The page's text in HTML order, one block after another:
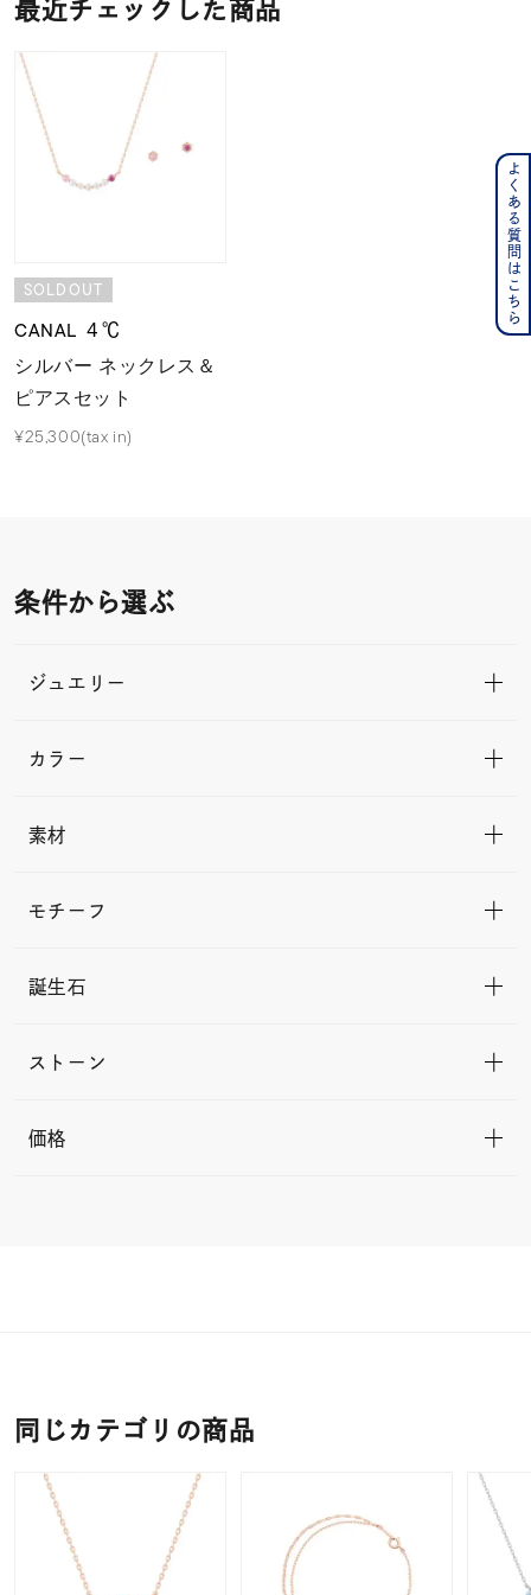
最近チェックした商品
SOLDOUT
CANAL ４℃
シルバー ネックレス＆
ピアスセット
¥25,300(tax in)
条件から選ぶ
ジュエリー
カラー
素材
モチーフ
誕生石
ストーン
価格
同じカテゴリの商品
よくある質問はこちら